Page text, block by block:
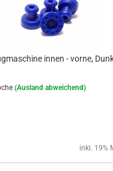
innen - vorne,
(Ausland abweichend)
inkl. 19%